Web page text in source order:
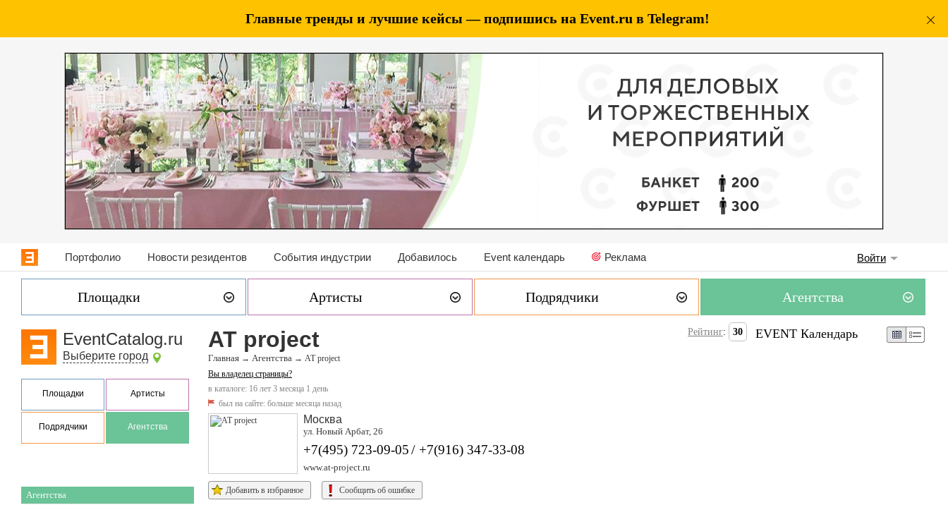
Главные тренды и лучшие кейсы — подпишись на Event.ru в Telegram!
Портфолио Новости резидентов События индустрии Добавилось Event календарь Реклама Войти
Площадки Артисты Подрядчики Агентства
EventCatalog.ru
Выберите город
Площадки Артисты
Подрядчики Агентства
Агентства
AT project
Главная → Агентства → AT project
Вы владелец страницы?
в каталоге: 16 лет 3 месяца 1 день
был на сайте: больше месяца назад
Рейтинг: 30
Москва
ул. Новый Арбат, 26
+7(495) 723-09-05/ +7(916) 347-33-08
www.at-project.ru
Добавить в избранное Сообщить об ошибке
EVENT Календарь